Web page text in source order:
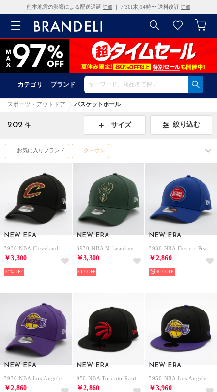
熊本地震の影響による配送遅延 詳細 ｜ 7/30(木)14時〜 送料改訂 詳細
カテゴリ ブランド
スポーツ・アウトドア バスケットボール
202 件 サイズ 絞り込む
お気に入りブランド クーポン
NEW ERA
￥3,300
31%
NEW ERA
￥3,300
31%
NEW ERA
￥2,860
40%
NEW ERA
￥2,860
NEW ERA
￥2,860
NEW ERA
￥3,960